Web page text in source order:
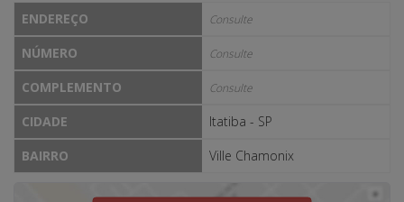
ENDEREÇO Consulte
NÚMERO Consulte
COMPLEMENTO Consulte
CIDADE
Itatiba - SP
BAIRRO
Ville Chamonix